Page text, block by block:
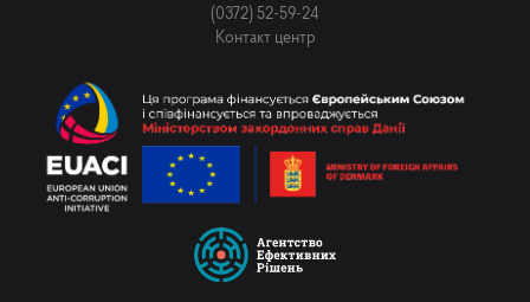
(0372) 52-59-24
Контакт центр